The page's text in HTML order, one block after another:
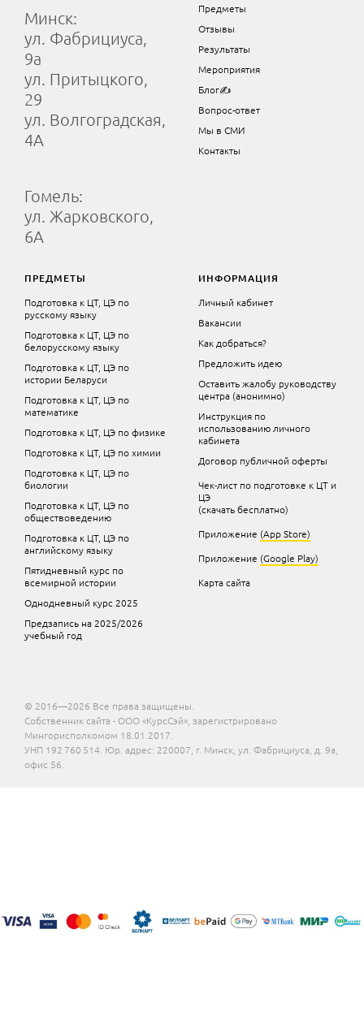
Минск:
ул. Фабрициуса,
9а
ул. Притыцкого,
29
ул. Волгоградская,
4А
Гомель:
ул. Жарковского,
6А
Предметы
Отзывы
Результаты
Мероприятия
Блог✍
Вопрос-ответ
Мы в СМИ
Контакты
ПРЕДМЕТЫ
Подготовка к ЦТ, ЦЭ по
русскому языку
Подготовка к ЦТ, ЦЭ по
белорусскому языку
Подготовка к ЦТ, ЦЭ по
истории Беларуси
Подготовка к ЦТ, ЦЭ по
математике
Подготовка к ЦТ, ЦЭ по физике
Подготовка к ЦТ, ЦЭ по химии
Подготовка к ЦТ, ЦЭ по
биологии
Подготовка к ЦТ, ЦЭ по
обществоведению
Подготовка к ЦТ, ЦЭ по
английскому языку
Пятидневный курс по
всемирной истории
Однодневный курс 2025
Предзапись на 2025/2026
учебный год
ИНФОРМАЦИЯ
Личный кабинет
Вакансии
Как добраться?
Предложить идею
Оставить жалобу руководству
центра (анонимно)
Инструкция по
использованию личного
кабинета
Договор публичной оферты
Чек-лист по подготовке к ЦТ и
ЦЭ
(скачать бесплатно)
Приложение (App Store)
Приложение (Google Play)
Карта сайта
© 2016—2026 Все права защищены.
Собственник сайта - ООО «КурсСэй», зарегистрировано
Мингорисполкомом 18.01.2017.
УНП 192 760 514. Юр. адрес: 220007, г. Минск, ул. Фабрициуса, д. 9а,
офис 56.